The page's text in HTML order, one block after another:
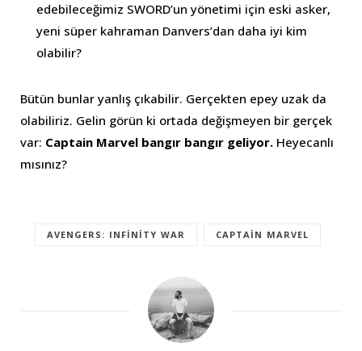
edebileceğimiz SWORD’un yönetimi için eski asker,
yeni süper kahraman Danvers’dan daha iyi kim
olabilir?
Bütün bunlar yanlış çıkabilir. Gerçekten epey uzak da
olabiliriz. Gelin görün ki ortada değişmeyen bir gerçek
var: Captain Marvel bangır bangır geliyor. Heyecanlı
mısınız?
AVENGERS: INFINITY WAR CAPTAIN MARVEL